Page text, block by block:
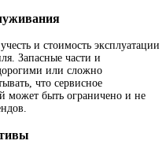
и стоимость эксплуатации
Запасные части и
или сложно
что сервисное
может быть ограничено и не